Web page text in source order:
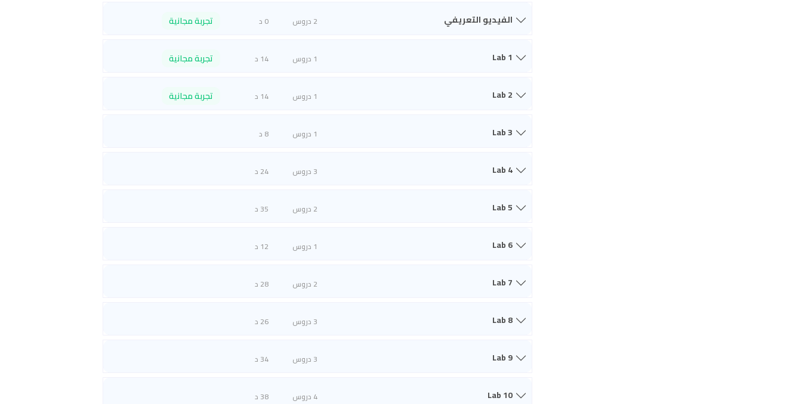
الفيديو التعريفي 2 دروس 0 د تجربة مجانية
Lab 1 1 دروس 14 د تجربة مجانية
Lab 2 1 دروس 14 د تجربة مجانية
Lab 3 1 دروس 8 د
Lab 4 3 دروس 24 د
Lab 5 2 دروس 35 د
Lab 6 1 دروس 12 د
Lab 7 2 دروس 28 د
Lab 8 3 دروس 26 د
Lab 9 3 دروس 34 د
Lab 10 4 دروس 38 د